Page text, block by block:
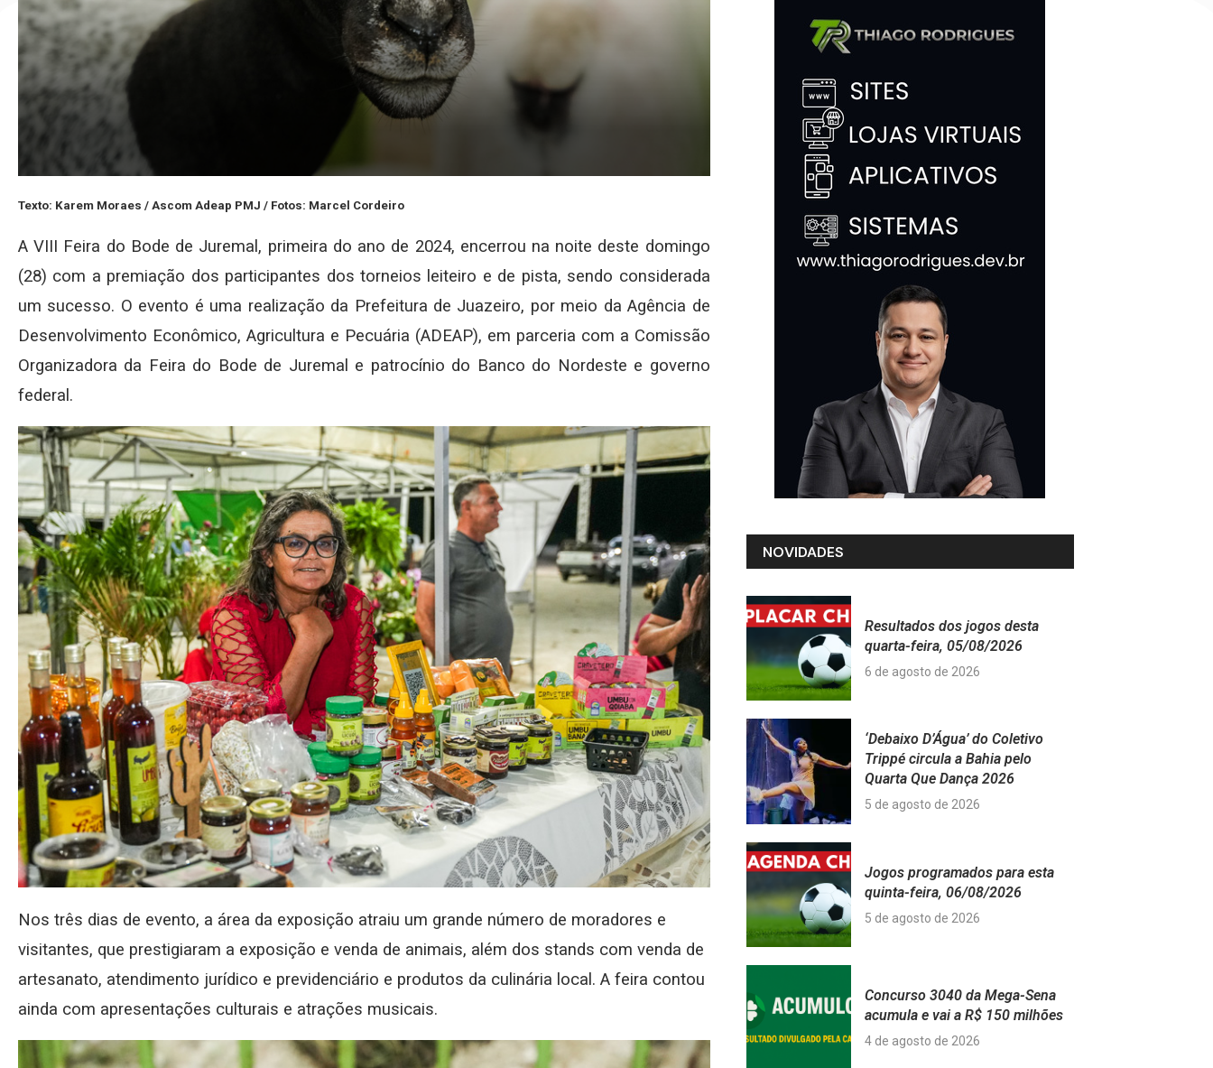
Texto: Karem Moraes / Ascom Adeap PMJ / Fotos: Marcel Cordeiro
A VIII Feira do Bode de Juremal, primeira do ano de 2024, encerrou na noite deste domingo
(28) com a premiação dos participantes dos torneios leiteiro e de pista, sendo considerada
um sucesso. O evento é uma realização da Prefeitura de Juazeiro, por meio da Agência de
Desenvolvimento Econômico, Agricultura e Pecuária (ADEAP), em parceria com a Comissão
Organizadora da Feira do Bode de Juremal e patrocínio do Banco do Nordeste e governo
federal.
Nos três dias de evento, a área da exposição atraiu um grande número de moradores e
visitantes, que prestigiaram a exposição e venda de animais, além dos stands com venda de
artesanato, atendimento jurídico e previdenciário e produtos da culinária local. A feira contou
ainda com apresentações culturais e atrações musicais.
NOVIDADES
Resultados dos jogos desta
quarta-feira, 05/08/2026
6 de agosto de 2026
‘Debaixo D’Água’ do Coletivo
Trippé circula a Bahia pelo
Quarta Que Dança 2026
5 de agosto de 2026
Jogos programados para esta
quinta-feira, 06/08/2026
5 de agosto de 2026
Concurso 3040 da Mega-Sena
acumula e vai a R$ 150 milhões
4 de agosto de 2026